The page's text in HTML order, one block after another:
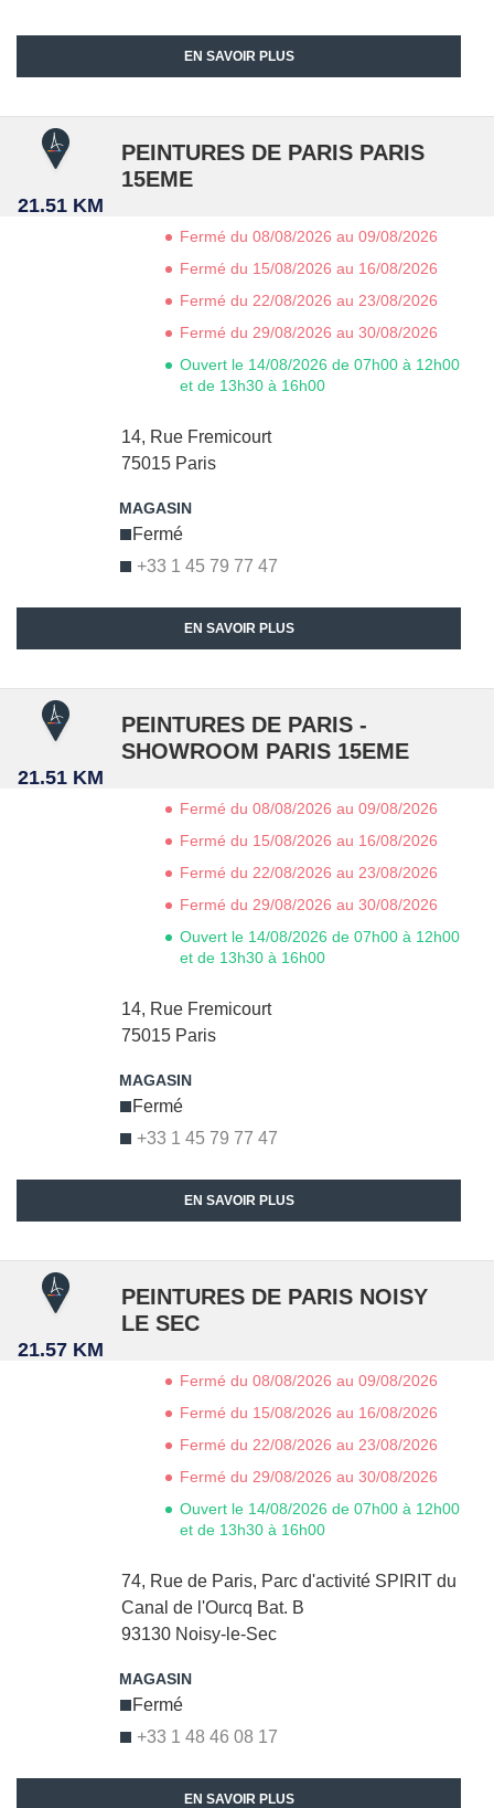
EN SAVOIR PLUS
21.51 KM
PEINTURES DE PARIS PARIS
15EME
14, Rue Fremicourt
75015 Paris
+33 1 45 79 77 47
Fermé
Fermé du 08/08/2026 au 09/08/2026
Fermé du 15/08/2026 au 16/08/2026
Fermé du 22/08/2026 au 23/08/2026
Fermé du 29/08/2026 au 30/08/2026
Ouvert le 14/08/2026 de 07h00 à 12h00
et de 13h30 à 16h00
EN SAVOIR PLUS
21.51 KM
PEINTURES DE PARIS -
SHOWROOM PARIS 15EME
14, Rue Fremicourt
75015 Paris
+33 1 45 79 77 47
Fermé
Fermé du 08/08/2026 au 09/08/2026
Fermé du 15/08/2026 au 16/08/2026
Fermé du 22/08/2026 au 23/08/2026
Fermé du 29/08/2026 au 30/08/2026
Ouvert le 14/08/2026 de 07h00 à 12h00
et de 13h30 à 16h00
EN SAVOIR PLUS
21.57 KM
PEINTURES DE PARIS NOISY
LE SEC
74, Rue de Paris, Parc d'activité SPIRIT du
Canal de l'Ourcq Bat. B
93130 Noisy-le-Sec
+33 1 48 46 08 17
Fermé
Fermé du 08/08/2026 au 09/08/2026
Fermé du 15/08/2026 au 16/08/2026
Fermé du 22/08/2026 au 23/08/2026
Fermé du 29/08/2026 au 30/08/2026
Ouvert le 14/08/2026 de 07h00 à 12h00
et de 13h30 à 16h00
EN SAVOIR PLUS